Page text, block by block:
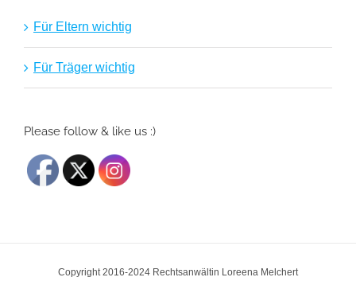
Für Eltern wichtig
Für Träger wichtig
Please follow & like us :)
Copyright 2016-2024 Rechtsanwältin Loreena Melchert